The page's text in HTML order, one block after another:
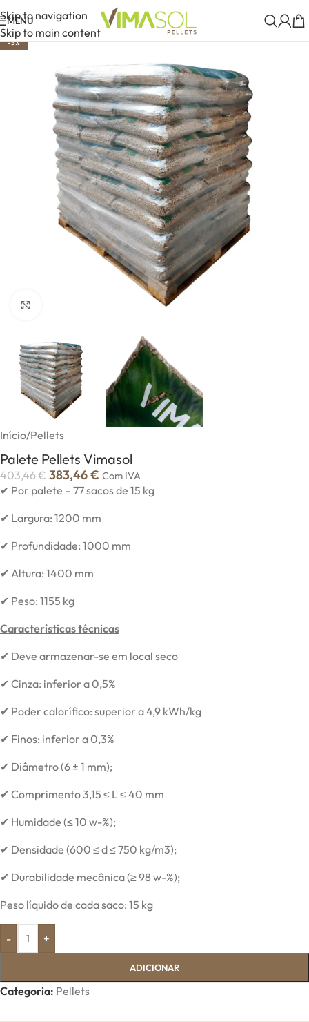
Skip to navigation
Skip to main content
MENU
-5%
Início/Pellets
Palete Pellets Vimasol
403,46€ 383,46€ Com IVA
✔ Por palete – 77 sacos de 15 kg
✔ Largura: 1200 mm
✔ Profundidade: 1000 mm
✔ Altura: 1400 mm
✔ Peso: 1155 kg
Características técnicas
✔ Deve armazenar-se em local seco
✔ Cinza: inferior a 0,5%
✔ Poder calorífico: superior a 4,9 kWh/kg
✔ Finos: inferior a 0,3%
✔ Diâmetro (6 ± 1 mm);
✔ Comprimento 3,15 ≤ L ≤ 40 mm
✔ Humidade (≤ 10 w-%);
✔ Densidade (600 ≤ d ≤ 750 kg/m3);
✔ Durabilidade mecânica (≥ 98 w-%);
Peso líquido de cada saco: 15 kg
- +
ADICIONAR
Categoria: Pellets